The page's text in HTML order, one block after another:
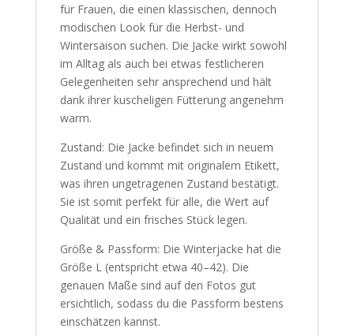
für Frauen, die einen klassischen, dennoch
modischen Look für die Herbst- und
Wintersaison suchen. Die Jacke wirkt sowohl
im Alltag als auch bei etwas festlicheren
Gelegenheiten sehr ansprechend und hält
dank ihrer kuscheligen Fütterung angenehm
warm.
Zustand: Die Jacke befindet sich in neuem
Zustand und kommt mit originalem Etikett,
was ihren ungetragenen Zustand bestätigt.
Sie ist somit perfekt für alle, die Wert auf
Qualität und ein frisches Stück legen.
Größe & Passform: Die Winterjacke hat die
Größe L (entspricht etwa 40–42). Die
genauen Maße sind auf den Fotos gut
ersichtlich, sodass du die Passform bestens
einschätzen kannst.